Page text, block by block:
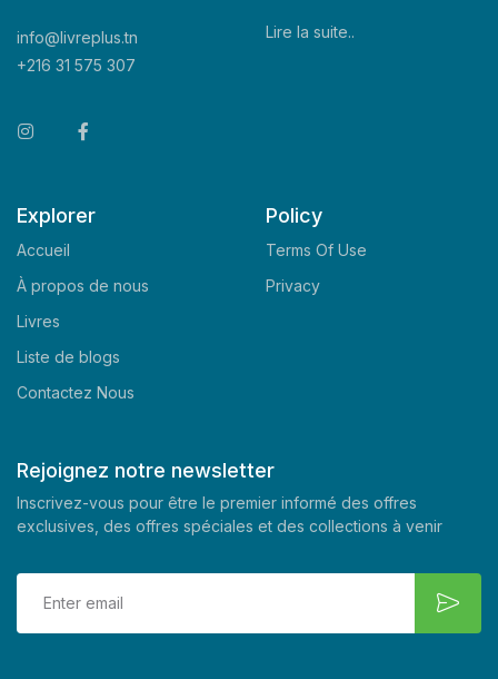
info@livreplus.tn
+216 31 575 307
Lire la suite..
Explorer
Accueil
À propos de nous
Livres
Liste de blogs
Contactez Nous
Policy
Terms Of Use
Privacy
Rejoignez notre newsletter
Inscrivez-vous pour être le premier informé des offres
exclusives, des offres spéciales et des collections à venir